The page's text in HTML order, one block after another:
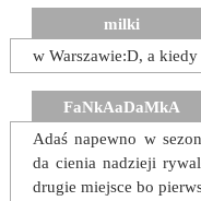
milki
w Warszawie:D, a
FaNkAaDaMkA
Adaś napewno w
da cienia nadzieji
drugie miejsce bo